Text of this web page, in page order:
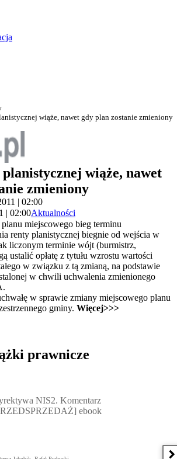
wiąże, nawet gdy plan zostanie zmieniony
wiąże, nawet
zmieniony
| 02:00
| 02:00Aktualności
miejscowego bieg terminu
renty planistycznej biegnie od wejścia w
liczonym terminie wójt (burmistrz,
ustalić opłatę z tytułu wzrostu wartości
w związku z tą zmianą, na podstawie
w chwili uchwalenia zmienionego
w sprawie zmiany miejscowego planu
gminy. Więcej>>>
prawnicze
NIS2. Komentarz
ebook